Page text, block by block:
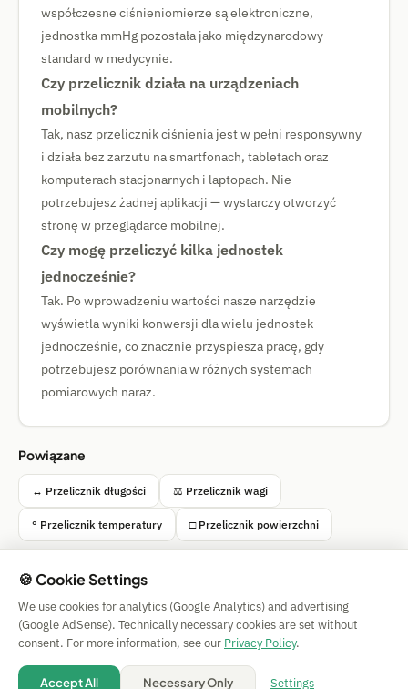
współczesne ciśnieniomierze są elektroniczne,
jednostka mmHg pozostała jako międzynarodowy
standard w medycynie.
Czy przelicznik działa na urządzeniach
mobilnych?
Tak, nasz przelicznik ciśnienia jest w pełni responsywny
i działa bez zarzutu na smartfonach, tabletach oraz
komputerach stacjonarnych i laptopach. Nie
potrzebujesz żadnej aplikacji — wystarczy otworzyć
stronę w przeglądarce mobilnej.
Czy mogę przeliczyć kilka jednostek
jednocześnie?
Tak. Po wprowadzeniu wartości nasze narzędzie
wyświetla wyniki konwersji dla wielu jednostek
jednocześnie, co znacznie przyspiesza pracę, gdy
potrzebujesz porównania w różnych systemach
pomiarowych naraz.
Powiązane
↔ Przelicznik długości ⚖ Przelicznik wagi
° Przelicznik temperatury □ Przelicznik powierzchni
Simple Calculator
Impressum
| Privacy | Terms |
🍪 Cookies
💡 Suggest a calculator
🍪 Cookie Settings
We use cookies for analytics (Google Analytics) and advertising
(Google AdSense). Technically necessary cookies are set without
consent. For more information, see our Privacy Policy.
Accept All Necessary Only Settings